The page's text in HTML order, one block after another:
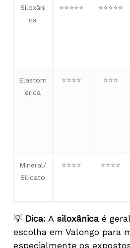
Siloxâni
ca
⭐⭐⭐⭐⭐ ⭐⭐⭐⭐⭐
Elastom
érica
⭐⭐⭐⭐ ⭐⭐⭐
Mineral/
Silicato
⭐⭐⭐⭐ ⭐⭐⭐⭐
💡 Dica: A siloxânicaé
escolha em Valongo para
especialmente os